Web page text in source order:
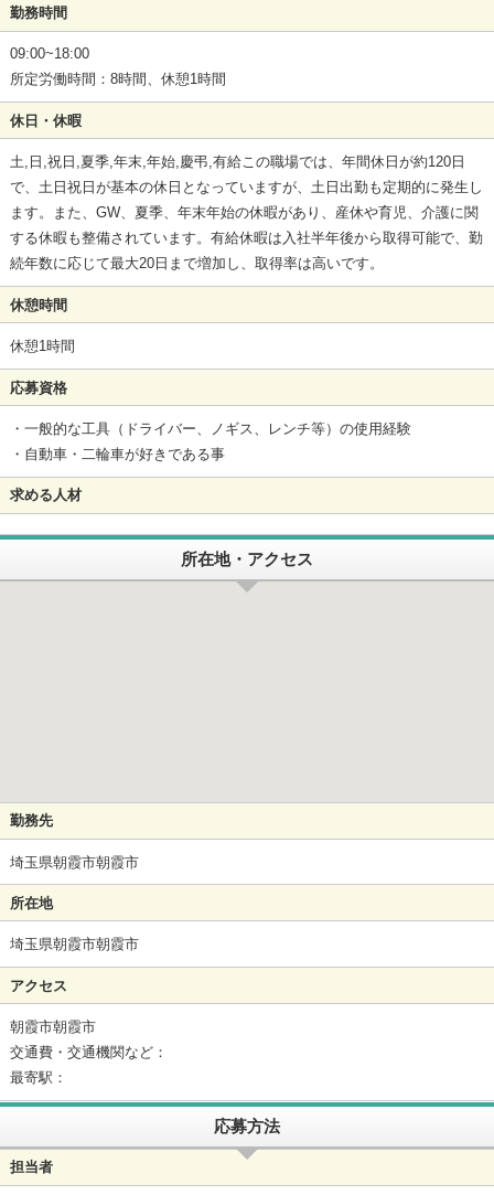
勤務時間
09:00~18:00
所定労働時間：8時間、休憩1時間
休日・休暇
土,日,祝日,夏季,年末,年始,慶弔,有給この職場では、年間休日が約120日
で、土日祝日が基本の休日となっていますが、土日出勤も定期的に発生し
ます。また、GW、夏季、年末年始の休暇があり、産休や育児、介護に関
する休暇も整備されています。有給休暇は入社半年後から取得可能で、勤
続年数に応じて最大20日まで増加し、取得率は高いです。
休憩時間
休憩1時間
応募資格
・一般的な工具（ドライバー、ノギス、レンチ等）の使用経験
・自動車・二輪車が好きである事
求める人材
所在地・アクセス
勤務先
埼玉県朝霞市朝霞市
所在地
埼玉県朝霞市朝霞市
アクセス
朝霞市朝霞市
交通費・交通機関など：
最寄駅：
応募方法
担当者